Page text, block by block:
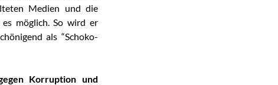
Medien und die
möglich. So wird er
als “Schoko-
Korruption und